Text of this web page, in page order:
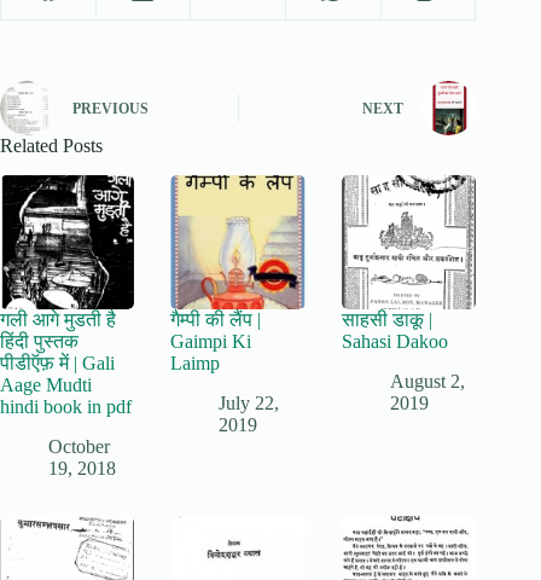
PREVIOUS NEXT
Related Posts
गली आगे मुडती है
हिंदी पुस्तक
पीडीऍफ़ में | Gali
Aage Mudti
hindi book in pdf
October
19, 2018
गैम्पी की लैंप |
Gaimpi Ki
Laimp
July 22,
2019
साहसी डाकू |
Sahasi Dakoo
August 2,
2019